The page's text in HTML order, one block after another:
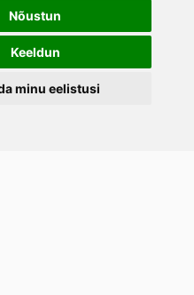
Nõustun
Keeldun
minu eelistusi